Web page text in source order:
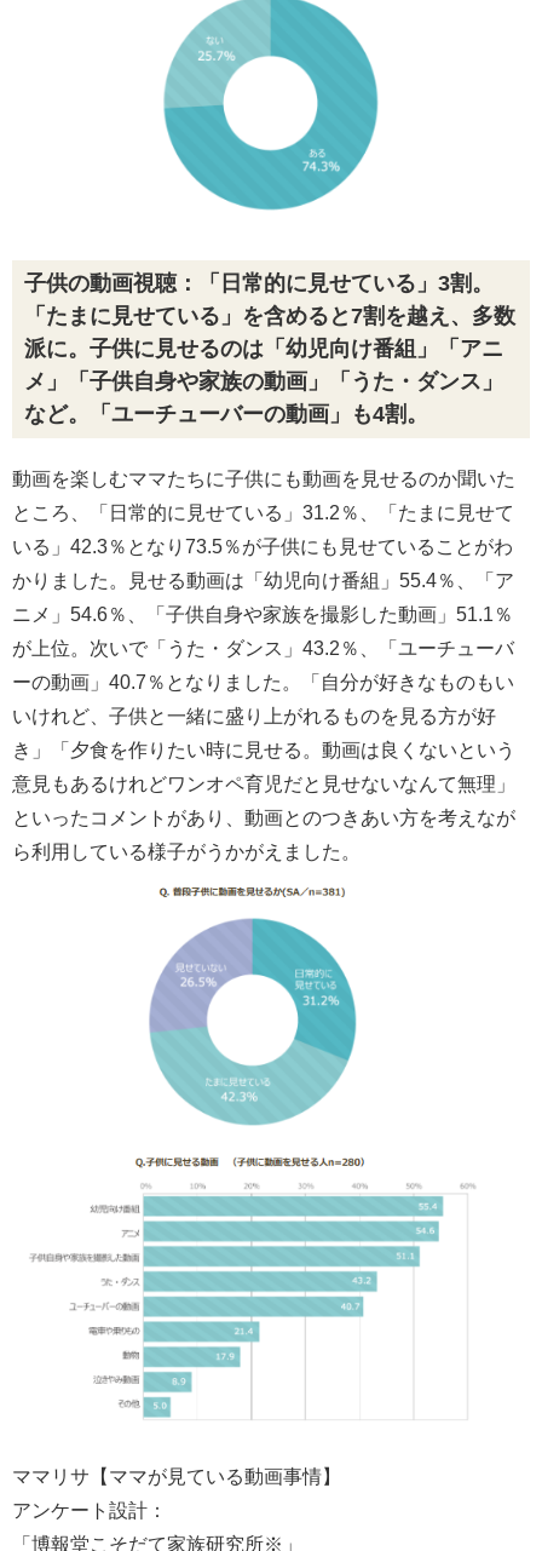
子供の動画視聴：「日常的に見せている」3割。
「たまに見せている」を含めると7割を越え、多数
派に。子供に見せるのは「幼児向け番組」「アニ
メ」「子供自身や家族の動画」「うた・ダンス」
など。「ユーチューバーの動画」も4割。
動画を楽しむママたちに子供にも動画を見せるのか聞いた
ところ、「日常的に見せている」31.2％、「たまに見せて
いる」42.3％となり73.5％が子供にも見せていることがわ
かりました。見せる動画は「幼児向け番組」55.4％、「ア
ニメ」54.6％、「子供自身や家族を撮影した動画」51.1％
が上位。次いで「うた・ダンス」43.2％、「ユーチューバ
ーの動画」40.7％となりました。「自分が好きなものもい
いけれど、子供と一緒に盛り上がれるものを見る方が好
き」「夕食を作りたい時に見せる。動画は良くないという
意見もあるけれどワンオペ育児だと見せないなんて無理」
といったコメントがあり、動画とのつきあい方を考えなが
ら利用している様子がうかがえました。
ママリサ【ママが見ている動画事情】
アンケート設計：
「博報堂こそだて家族研究所※」